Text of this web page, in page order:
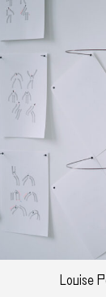
Louise